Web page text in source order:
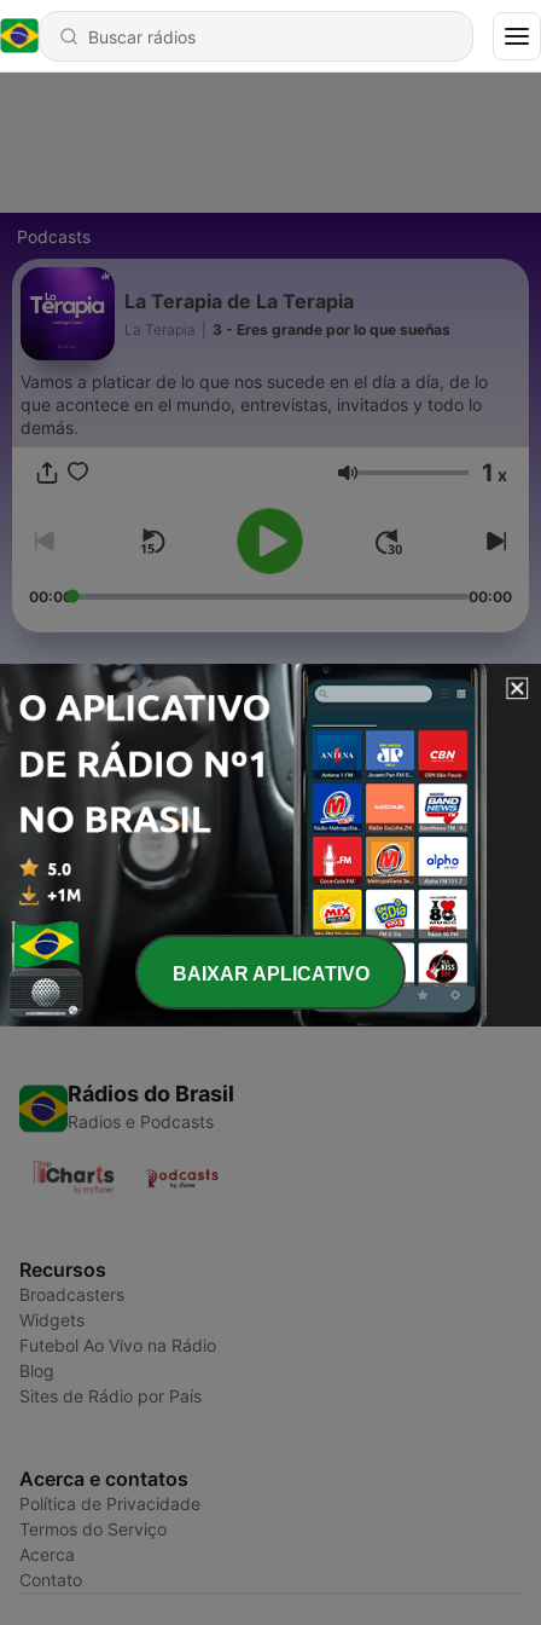
Podcasts
La Terapia de La Terapia
La Terapia 3 - Eres grande por lo que sueñas
Vamos a platicar de lo que nos sucede en el día a día, de lo
que acontece en el mundo, entrevistas, invitados y todo lo
demás.
Volume 1 x
00:00 00:00
Episódios
3 - Eres grande por lo que sueñas
20 jul. 2021
2 - La pandemia, tus sueños, tu vida.
27 abr. 2021
1 - La Terapia (Trailer)
27 abr. 2021
Rádios do Brasil
Radios e Podcasts
Recursos
Broadcasters
Widgets
Futebol Ao Vivo na Rádio
Blog
Sites de Rádio por País
Acerca e contatos
Política de Privacidade
Termos do Serviço
Acerca
Contato
BAIXAR APLICATIVO